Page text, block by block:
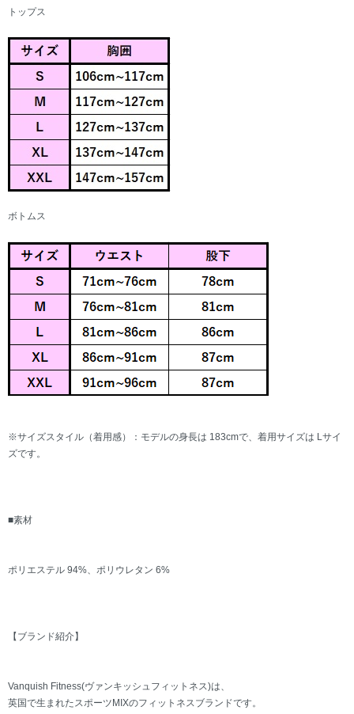
トップス
ボトムス
※サイズスタイル（着用感）：モデルの身長は 183cmで、着用サイズは Lサイ
ズです。
■素材
ポリエステル 94%、ポリウレタン 6%
【ブランド紹介】
Vanquish Fitness(ヴァンキッシュフィットネス)は、
英国で生まれたスポーツMIXのフィットネスブランドです。